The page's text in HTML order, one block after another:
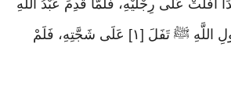
أَفْلَتْ عَلَى رِجْلَيْهِ، فَلَمَّا قَدِمَ عَبْدُ اللَّهِ
بْنُ أُنَيْسٍ عَلَى رَسُولِ اللَّهِ ﷺ تَفَلَ [١] عَلَى شَجَّتِهِ، فَلَمْ